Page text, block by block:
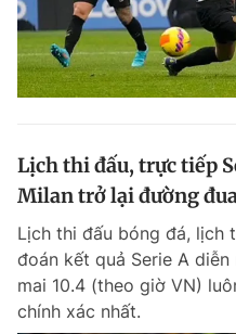
Lịch thi đấu, trực tiếp
Milan trở lại đường
Lịch thi đấu bóng đá, lịch
đoán kết quả Serie A
mai 10.4 (theo giờ VN)
chính xác nhất.